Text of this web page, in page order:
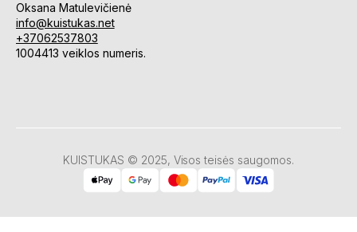
Oksana Matulevičienė
info@kuistukas.net
+37062537803
1004413 veiklos numeris.
KUISTUKAS © 2025, Visos teisės saugomos.